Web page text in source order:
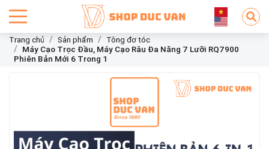
Trang chủ Sản phẩm
Tông đơ tóc
Máy Cạo Trọc Đầu, Máy Cạo Râu Đa Năng 7 Lưỡi RQ7900
Phiên Bản Mới 6 Trong 1